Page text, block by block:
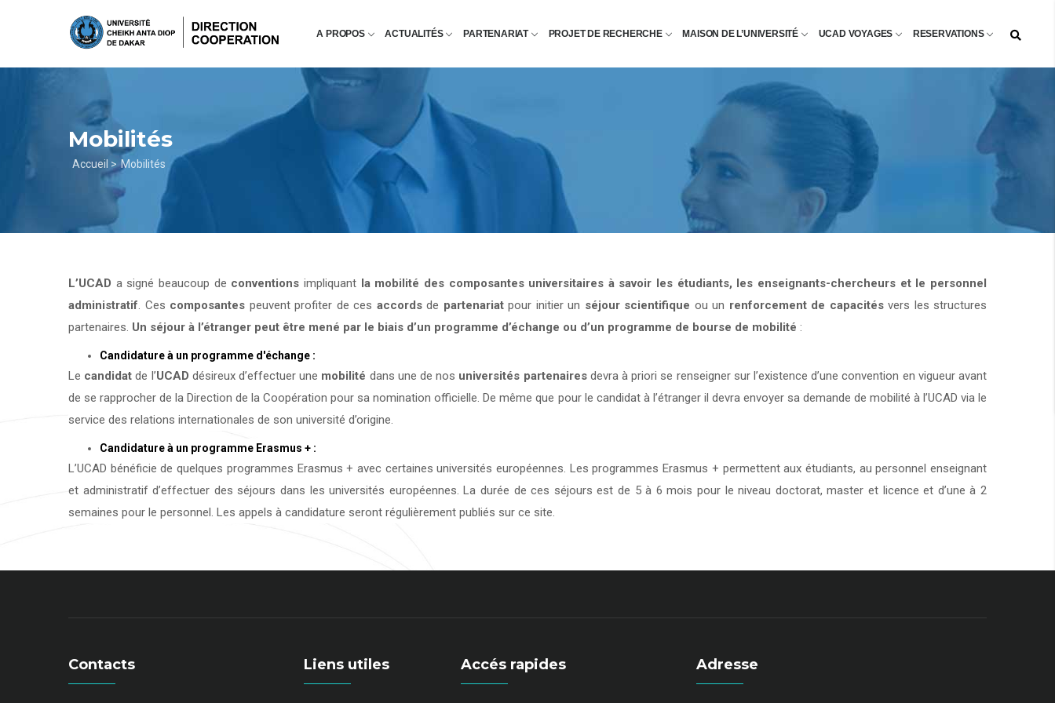
principal
A PROPOS ACTUALITÉS PARTENARIAT PROJET DE RECHERCHE MAISON DE L’UNIVERSITÉ UCAD VOYAGES RESERVATIONS
Mobilités
Fil
d'Ariane
Accueil > Mobilités
L’UCAD a signé beaucoup de conventions impliquant la mobilité des composantes universitaires à savoir les étudiants, les enseignants-chercheurs et le personnel
administratif. Ces composantes peuvent profiter de ces accordsde partenariatpour initier un séjour scientifique ou un renforcement de capacitésvers les structures
partenaires. Un séjour à l’étranger peut être mené par le biais d’un programme d’échange ou d’un programme de bourse de mobilité :
Candidature à un programme d'échange :
Le candidat de l’UCAD désireux d’effectuer une mobilité dans une de nos universités partenairesdevra à priori se renseigner sur l’existence d’une convention en vigueur avant
de se rapprocher de la Direction de la Coopération pour sa nomination officielle. De même que pour le candidat à l’étranger il devra envoyer sa demande de mobilité à l’UCAD via le
service des relations internationales de son université d’origine.
Candidature à un programme Erasmus + :
L’UCAD bénéficie de quelques programmes Erasmus + avec certaines universités européennes. Les programmes Erasmus + permettent aux étudiants, au personnel enseignant
et administratif d’effectuer des séjours dans les universités européennes. La durée de ces séjours est de 5 à 6 mois pour le niveau doctorat, master et licence et d’une à 2
semaines pour le personnel. Les appels à candidature seront régulièrement publiés sur ce site.
Contacts Liens utiles Accés rapides Adresse